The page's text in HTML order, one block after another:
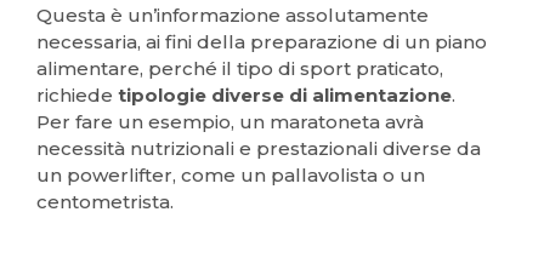
Questa è un’informazione assolutamente
necessaria, ai fini della preparazione di un piano
alimentare, perché il tipo di sport praticato,
richiede tipologie diverse di alimentazione.
Per fare un esempio, un maratoneta avrà
necessità nutrizionali e prestazionali diverse da
un powerlifter, come un pallavolista o un
centometrista.